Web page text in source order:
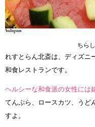
ちら
れすとらん北斎は、ディズニ
和食レストランです。
ヘルシーな和食派の女性には
てんぷら、ロースカツ、うど
すよ。